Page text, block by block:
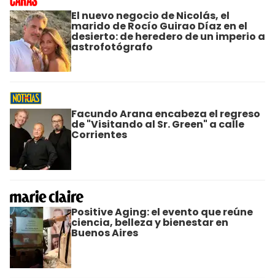
El nuevo negocio de Nicolás, el
marido de Rocío Guirao Díaz en el
desierto: de heredero de un imperio a
astrofotógrafo
Facundo Arana encabeza el regreso
de "Visitando al Sr. Green" a calle
Corrientes
Positive Aging: el evento que reúne
ciencia, belleza y bienestar en
Buenos Aires